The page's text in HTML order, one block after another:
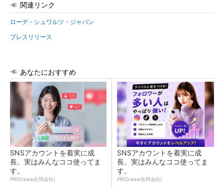
関連リンク
ローデ・シュワルツ・ジャパン
プレスリリース
あなたにおすすめ
SNSアカウントを着実に成
長。実はみんなココ使ってま
す。
PR(Dreaw合同会社)
SNSアカウントを着実に成
長。実はみんなココ使ってま
す。
PR(Dreaw合同会社)